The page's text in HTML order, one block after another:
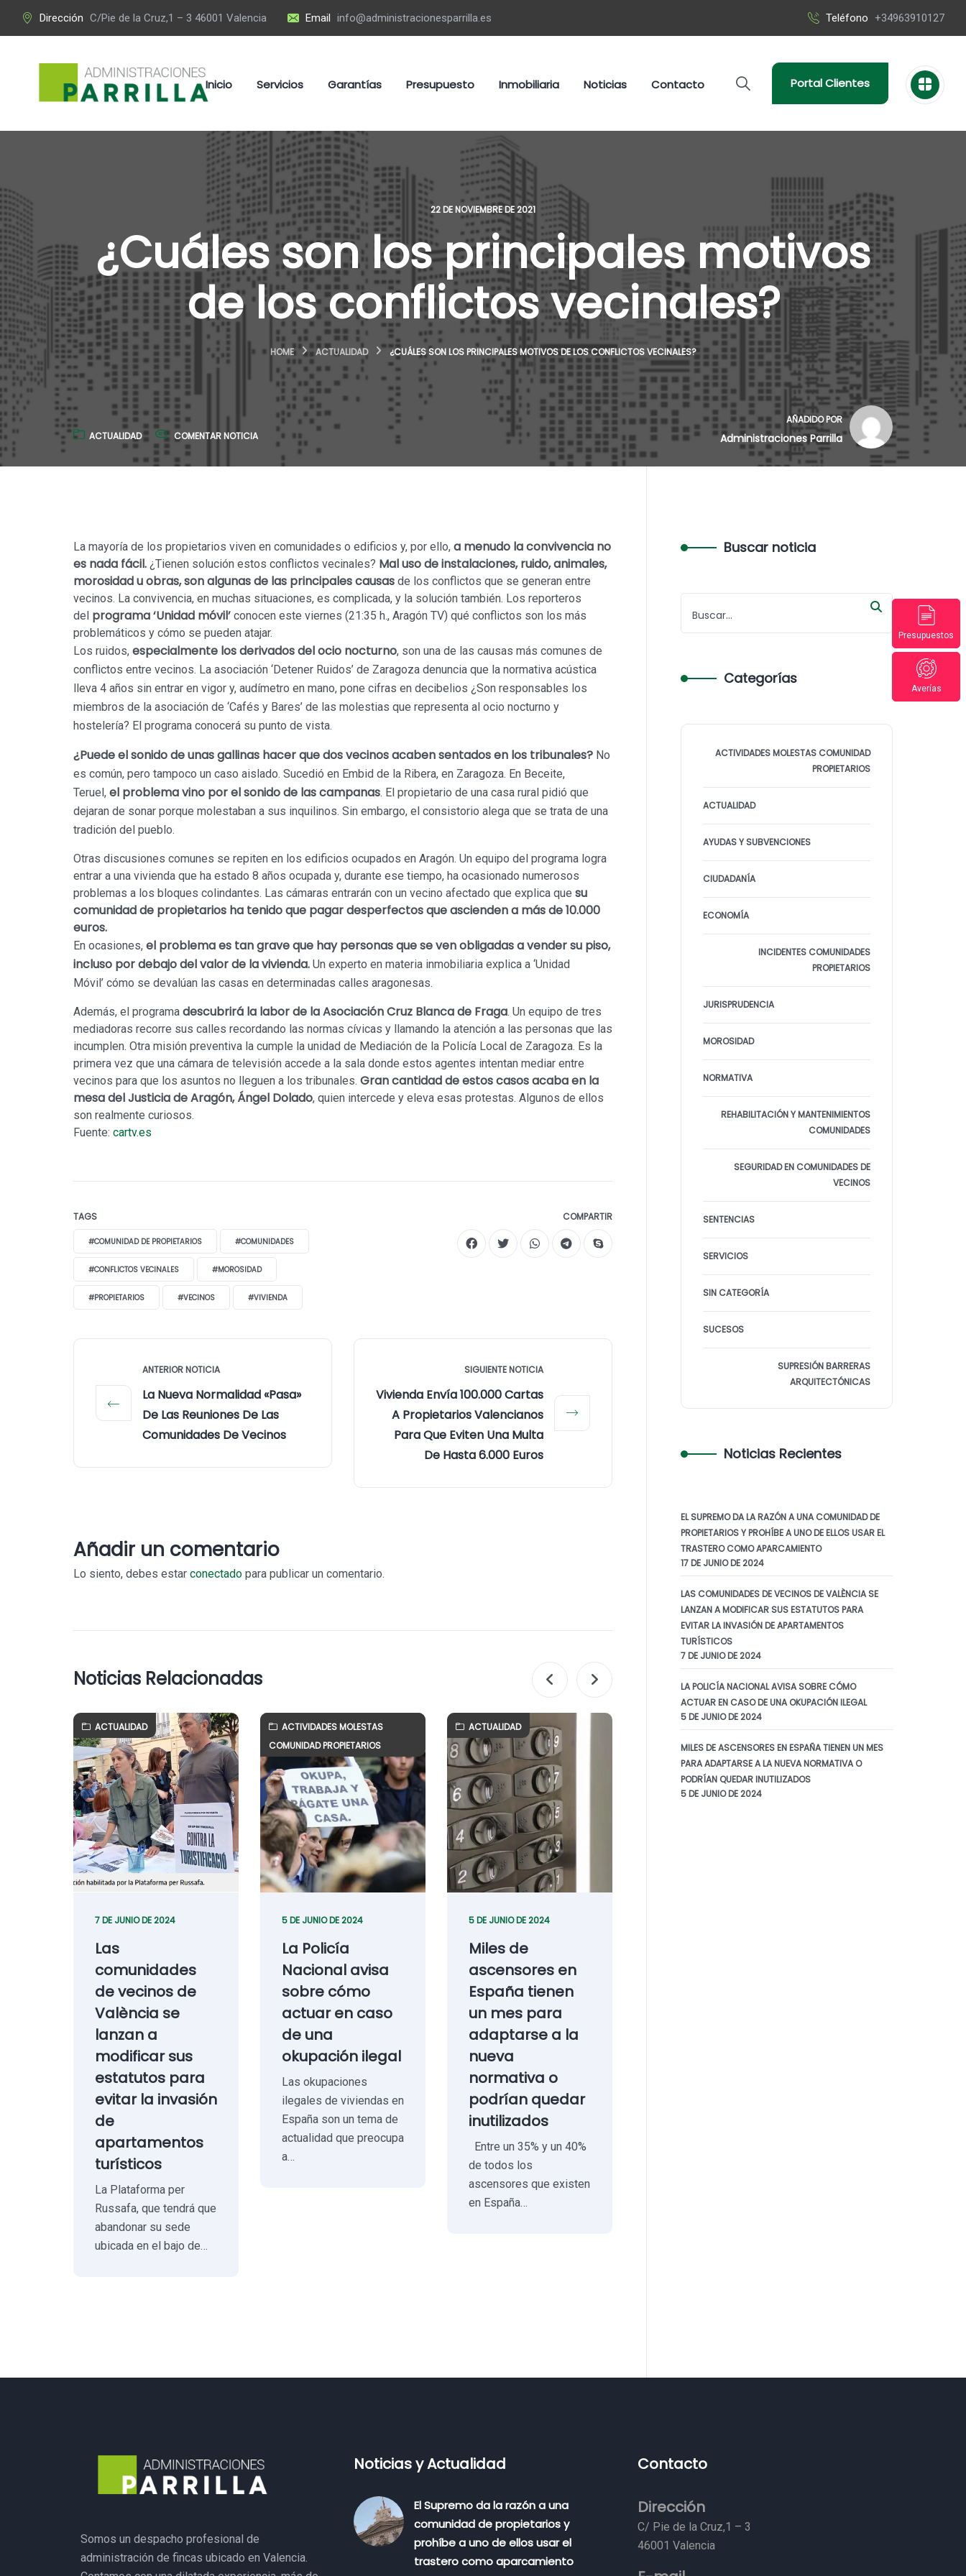
Presupuestos
Averías
Dirección C/Pie de la Cruz,1 – 3 46001 Valencia Email info@administracionesparrilla.es Teléfono +34963910127
Inicio Servicios Garantías Presupuesto Inmobiliaria Noticias Contacto Portal Clientes
22 DE NOVIEMBRE DE 2021
¿Cuáles son los principales motivos
de los conflictos vecinales?
HOME ACTUALIDAD ¿CUÁLES SON LOS PRINCIPALES MOTIVOS DE LOS CONFLICTOS VECINALES?
ACTUALIDAD COMENTAR NOTICIA
AÑADIDO POR
Administraciones Parrilla
La mayoría de los propietarios viven en comunidades o edificios y, por ello, a menudo la convivencia no
es nada fácil. ¿Tienen solución estos conflictos vecinales? Mal uso de instalaciones, ruido, animales,
morosidad u obras, son algunas de las principales causas de los conflictos que se generan entre
vecinos. La convivencia, en muchas situaciones, es complicada, y la solución también. Los reporteros
del programa ‘Unidad móvil’ conocen este viernes (21:35 h., Aragón TV) qué conflictos son los más
problemáticos y cómo se pueden atajar.
Los ruidos, especialmente los derivados del ocio nocturno, son una de las causas más comunes de
conflictos entre vecinos. La asociación ‘Detener Ruidos’ de Zaragoza denuncia que la normativa acústica
lleva 4 años sin entrar en vigor y, audímetro en mano, pone cifras en decibelios ¿Son responsables los
miembros de la asociación de ‘Cafés y Bares’ de las molestias que representa al ocio nocturno y
hostelería? El programa conocerá su punto de vista.
¿Puede el sonido de unas gallinas hacer que dos vecinos acaben sentados en los tribunales? No
es común, pero tampoco un caso aislado. Sucedió en Embid de la Ribera, en Zaragoza. En Beceite,
Teruel, el problema vino por el sonido de las campanas. El propietario de una casa rural pidió que
dejaran de sonar porque molestaban a sus inquilinos. Sin embargo, el consistorio alega que se trata de una
tradición del pueblo.
Otras discusiones comunes se repiten en los edificios ocupados en Aragón. Un equipo del programa logra
entrar a una vivienda que ha estado 8 años ocupada y, durante ese tiempo, ha ocasionado numerosos
problemas a los bloques colindantes. Las cámaras entrarán con un vecino afectado que explica que su
comunidad de propietarios ha tenido que pagar desperfectos que ascienden a más de 10.000
euros.
En ocasiones, el problema es tan grave que hay personas que se ven obligadas a vender su piso,
incluso por debajo del valor de la vivienda. Un experto en materia inmobiliaria explica a ‘Unidad
Móvil’ cómo se devalúan las casas en determinadas calles aragonesas.
Además, el programa descubrirá la labor de la Asociación Cruz Blanca de Fraga. Un equipo de tres
mediadoras recorre sus calles recordando las normas cívicas y llamando la atención a las personas que las
incumplen. Otra misión preventiva la cumple la unidad de Mediación de la Policía Local de Zaragoza. Es la
primera vez que una cámara de televisión accede a la sala donde estos agentes intentan mediar entre
vecinos para que los asuntos no lleguen a los tribunales. Gran cantidad de estos casos acaba en la
mesa del Justicia de Aragón, Ángel Dolado, quien intercede y eleva esas protestas. Algunos de ellos
son realmente curiosos.
Fuente: cartv.es
TAGS
#COMUNIDAD DE PROPIETARIOS #COMUNIDADES
#CONFLICTOS VECINALES #MOROSIDAD
#PROPIETARIOS #VECINOS #VIVIENDA
COMPARTIR
ANTERIOR NOTICIA
La Nueva Normalidad «pasa»
De Las Reuniones De Las
Comunidades De Vecinos
SIGUIENTE NOTICIA
Vivienda Envía 100.000 Cartas
A Propietarios Valencianos
Para Que Eviten Una Multa
De Hasta 6.000 Euros
Añadir un comentario
Lo siento, debes estar conectado para publicar un comentario.
Noticias Relacionadas
ACTUALIDAD
7 DE JUNIO DE 2024
Las
comunidades
de vecinos de
València se
lanzan a
modificar sus
estatutos para
evitar la invasión
de
apartamentos
turísticos
La Plataforma per
Russafa, que tendrá que
abandonar su sede
ubicada en el bajo de…
ACTIVIDADES MOLESTAS
COMUNIDAD PROPIETARIOS
5 DE JUNIO DE 2024
La Policía
Nacional avisa
sobre cómo
actuar en caso
de una
okupación ilegal
Las okupaciones
ilegales de viviendas en
España son un tema de
actualidad que preocupa
a…
ACTUALIDAD
5 DE JUNIO DE 2024
Miles de
ascensores en
España tienen
un mes para
adaptarse a la
nueva
normativa o
podrían quedar
inutilizados
Entre un 35% y un 40%
de todos los
ascensores que existen
en España…
El Supremo
avala el veto de
Buscar noticia
Categorías
ACTIVIDADES MOLESTAS COMUNIDAD
PROPIETARIOS
ACTUALIDAD
AYUDAS Y SUBVENCIONES
CIUDADANÍA
ECONOMÍA
INCIDENTES COMUNIDADES
PROPIETARIOS
JURISPRUDENCIA
MOROSIDAD
NORMATIVA
REHABILITACIÓN Y MANTENIMIENTOS
COMUNIDADES
SEGURIDAD EN COMUNIDADES DE
VECINOS
SENTENCIAS
SERVICIOS
SIN CATEGORÍA
SUCESOS
SUPRESIÓN BARRERAS
ARQUITECTÓNICAS
Noticias Recientes
EL SUPREMO DA LA RAZÓN A UNA COMUNIDAD DE
PROPIETARIOS Y PROHÍBE A UNO DE ELLOS USAR EL
TRASTERO COMO APARCAMIENTO
17 DE JUNIO DE 2024
LAS COMUNIDADES DE VECINOS DE VALÈNCIA SE
LANZAN A MODIFICAR SUS ESTATUTOS PARA
EVITAR LA INVASIÓN DE APARTAMENTOS
TURÍSTICOS
7 DE JUNIO DE 2024
LA POLICÍA NACIONAL AVISA SOBRE CÓMO
ACTUAR EN CASO DE UNA OKUPACIÓN ILEGAL
5 DE JUNIO DE 2024
MILES DE ASCENSORES EN ESPAÑA TIENEN UN MES
PARA ADAPTARSE A LA NUEVA NORMATIVA O
PODRÍAN QUEDAR INUTILIZADOS
5 DE JUNIO DE 2024
Somos un despacho profesional de
administración de fincas ubicado en Valencia.
Noticias y Actualidad
El Supremo da la razón a una
comunidad de propietarios y
prohíbe a uno de ellos usar el
trastero como aparcamiento
Contacto
Dirección
C/ Pie de la Cruz,1 – 3
46001 Valencia